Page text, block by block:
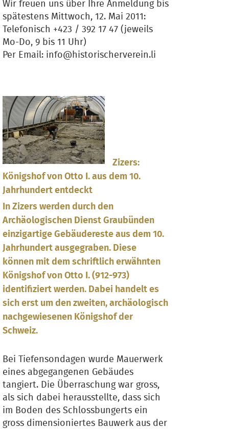
Wir freuen uns über Ihre Anmeldung bis
spätestens Mittwoch, 12. Mai 2011:
Telefonisch +423 / 392 17 47 (jeweils
Mo-Do, 9 bis 11 Uhr)
Per Email: info@historischerverein.li
Zizers:
Königshof von Otto I. aus dem 10.
Jahrhundert entdeckt
In Zizers werden durch den
Archäologischen Dienst Graubünden
einzigartige Gebäudereste aus dem 10.
Jahrhundert ausgegraben. Diese
können mit dem schriftlich erwähnten
Königshof von Otto I. (912-973)
identifiziert werden. Dabei handelt es
sich erst um den zweiten, archäologisch
nachgewiesenen Königshof der
Schweiz.
Bei Tiefensondagen wurde Mauerwerk
eines abgegangenen Gebäudes
tangiert. Die Überraschung war gross,
als sich dabei herausstellte, dass sich
im Boden des Schlossbungerts ein
gross dimensioniertes Bauwerk aus der